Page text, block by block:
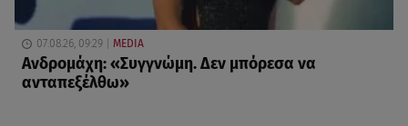
07.08.26, 09:29 MEDIA
Ανδρομάχη: «Συγγνώμη. Δεν μπόρεσα να
ανταπεξέλθω»